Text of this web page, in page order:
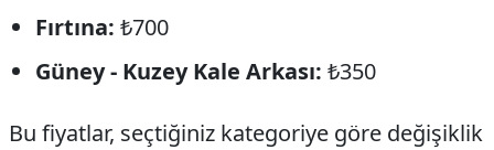
Fırtına: ₺700
Güney - Kuzey Kale Arkası: ₺350
Bu fiyatlar, seçtiğiniz kategoriye göre değişiklik